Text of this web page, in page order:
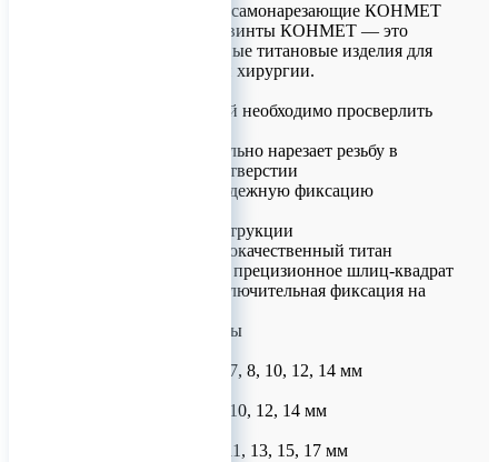
Винты титановые самонарезающие КОНМЕТ
Самонарезающие винты КОНМЕТ — это
специализированные титановые изделия для
челюстно-лицевой хирургии.
• Перед установкой необходимо просверлить
• Винт самостоятельно нарезает резьбу в
подготовленном отверстии
• Обеспечивает надежную фиксацию
Особенности конструкции
• Материал: высококачественный титан
• Тип соединения: прецизионное шлиц-квадрат
• Надежность: исключительная фиксация на
Доступные размеры
• Длина: 3, 4, 5, 6, 7, 8, 10, 12, 14 мм
• Длина: 4, 5, 6, 8, 10, 12, 14 мм
• Длина: 5.5, 7, 9, 11, 13, 15, 17 мм